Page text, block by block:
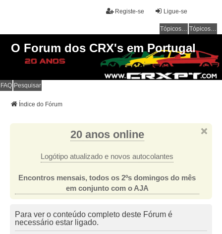
Ligue-se
Registe-se
Tópicos sem resposta Tópicos ativos
O Forum dos CRX's em Portugal
FAQ Pesquisar
Índice do Fórum
20 anos online
Logótipo atualizado e novos autocolantes
Encontros mensais, todos os 2ºs domingos do mês
em conjunto com o AJA
Para ver o conteúdo completo deste Fórum é
necessário estar ligado.